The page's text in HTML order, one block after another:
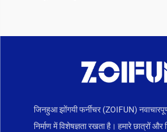
जिनहुआ झोंगयी फर्नीचर (ZOIFUN)
निर्माण में विशेषज्ञता रखता है। हमारे छात्रों और